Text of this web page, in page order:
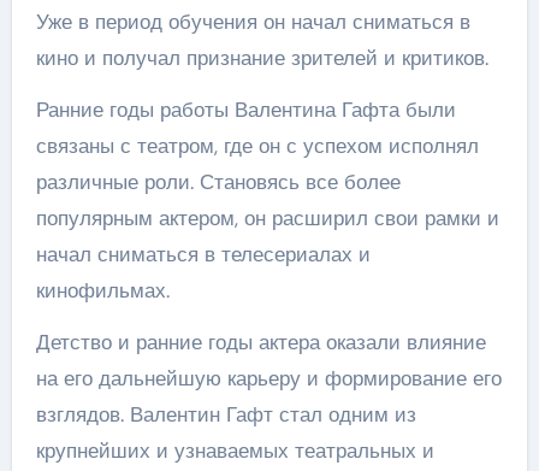
Уже в период обучения он начал сниматься в
кино и получал признание зрителей и критиков.
Ранние годы работы Валентина Гафта были
связаны с театром, где он с успехом исполнял
различные роли. Становясь все более
популярным актером, он расширил свои рамки и
начал сниматься в телесериалах и
кинофильмах.
Детство и ранние годы актера оказали влияние
на его дальнейшую карьеру и формирование его
взглядов. Валентин Гафт стал одним из
крупнейших и узнаваемых театральных и